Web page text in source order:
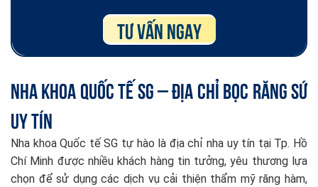
Nha Khoa Quốc Tế SG – Địa chỉ bọc răng sứ
uy tín
Nha khoa Quốc tế SG tự hào là địa chỉ nha uy tín tại Tp. Hồ
Chí Minh được nhiều khách hàng tin tưởng, yêu thương lựa
chọn để sử dụng các dịch vụ cải thiện thẩm mỹ răng hàm,